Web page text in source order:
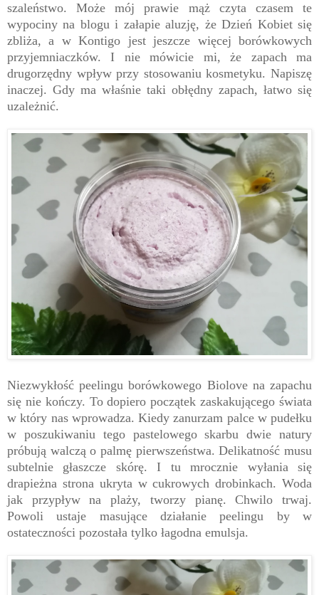
szaleństwo. Może mój prawie mąż czyta czasem te
wypociny na blogu i załapie aluzję, że Dzień Kobiet się
zbliża, a w Kontigo jest jeszcze więcej borówkowych
przyjemniaczków. I nie mówicie mi, że zapach ma
drugorzędny wpływ przy stosowaniu kosmetyku. Napiszę
inaczej. Gdy ma właśnie taki obłędny zapach, łatwo się
uzależnić.
Niezwykłość peelingu borówkowego Biolove na zapachu
się nie kończy. To dopiero początek zaskakującego świata
w który nas wprowadza. Kiedy zanurzam palce w pudełku
w poszukiwaniu tego pastelowego skarbu dwie natury
próbują walczą o palmę pierwszeństwa. Delikatność musu
subtelnie głaszcze skórę. I tu mrocznie wyłania się
drapieżna strona ukryta w cukrowych drobinkach. Woda
jak przypływ na plaży, tworzy pianę. Chwilo trwaj.
Powoli ustaje masujące działanie peelingu by w
ostateczności pozostała tylko łagodna emulsja.